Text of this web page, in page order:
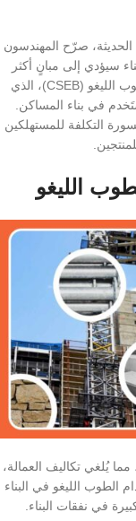
الحديثة، صرّح المهندسون
البناء سيؤدي إلى مبانٍ أكثر
كفاءة وأقل تكلفة. ونتيجة لذلك، أصبحت فوائد الطوب اللیغو (CSEB)، الذي
في بناء المساكن.
التكلفة للمستهلكين
اللیغو
يُلغي تكاليف العمالة،
الطوب اللیغو في البناء
في نفقات البناء.